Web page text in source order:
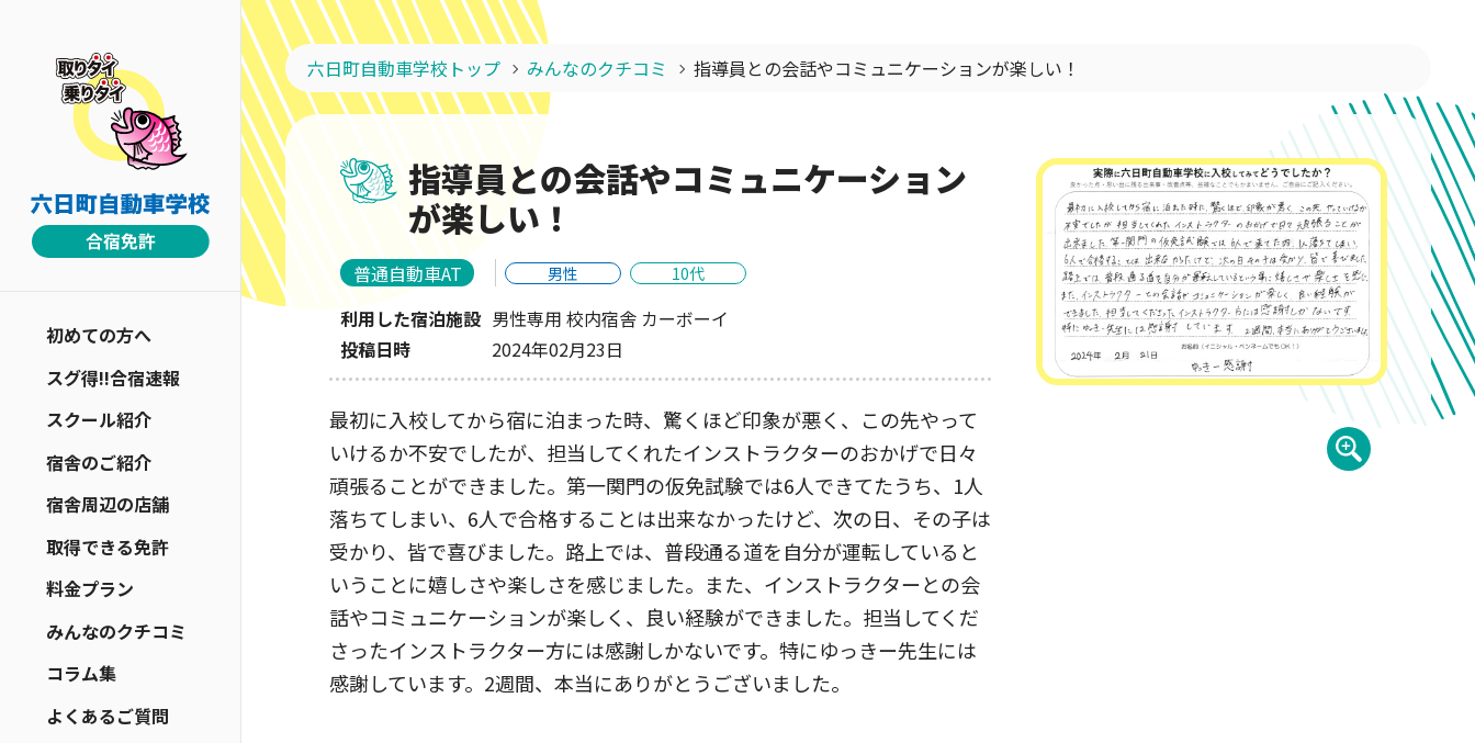
初めての方へ
スグ得!!合宿速報
スクール紹介
宿舎のご紹介
宿舎周辺の店舗
取得できる免許
料金プラン
みんなのクチコミ
コラム集
よくあるご質問
六日町自動車学校トップ みんなのクチコミ 指導員との会話やコミュニケーションが楽しい！
指導員との会話やコミュニケーション
が楽しい！
普通自動車AT 男性 10代
利用した宿泊施設 男性専用 校内宿舎 カーボーイ
投稿日時
2024年02月23日
最初に入校してから宿に泊まった時、驚くほど印象が悪く、この先やって
いけるか不安でしたが、担当してくれたインストラクターのおかげで日々
頑張ることができました。第一関門の仮免試験では6人できてたうち、1人
落ちてしまい、6人で合格することは出来なかったけど、次の日、その子は
受かり、皆で喜びました。路上では、普段通る道を自分が運転していると
いうことに嬉しさや楽しさを感じました。また、インストラクターとの会
話やコミュニケーションが楽しく、良い経験ができました。担当してくだ
さったインストラクター方には感謝しかないです。特にゆっきー先生には
感謝しています。2週間、本当にありがとうございました。